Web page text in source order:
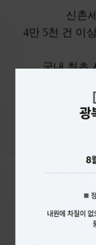
신촌
4만 5천 건 이
국내 최초
난치성 환자
앞으로도